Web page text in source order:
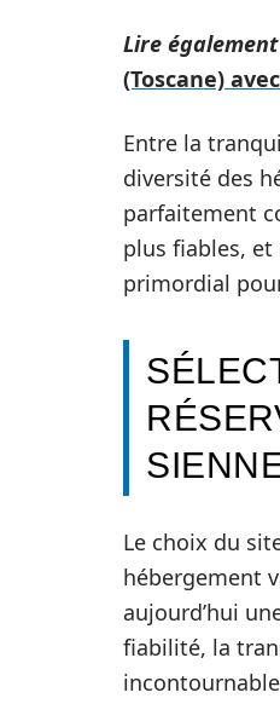
Lire
(Toscane)
Entre la
diversité des
parfaitement
plus fiables,
primordial
Le choix du
hébergement
aujourd’hui
fiabilité, la